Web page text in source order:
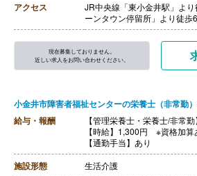
アクセス
JR中央線「東小金井駅」よ
ーンタウン停留所」より徒歩
現在募集しておりません。
近しい求人をお問い合わせください。
小金井市障害者福祉センターの栄養士（非常勤
給与・報酬
【管理栄養士・栄養士/非常勤
【時給】1,300円 ※資格加算
【通勤手当】あり
施設形態 生活介護